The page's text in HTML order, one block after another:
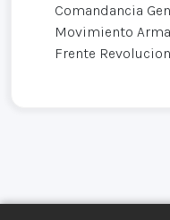
Comandancia
Movimiento
Frente